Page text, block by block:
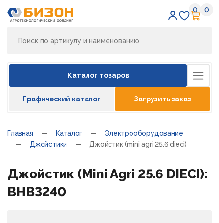
0 0
Каталог товаров
Графический каталог Загрузить заказ
Главная Каталог
Электрооборудование
Джойстики
Джойстик (mini agri 25.6 dieci)
Джойстик (Mini Agri 25.6 DIECI):
BHB3240